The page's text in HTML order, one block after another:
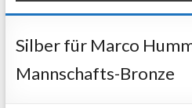
Silber für Marco
Mannschafts-Bronze